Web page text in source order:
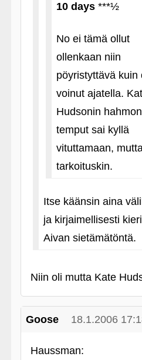
10 days***½
No ei tämä ollut
ollenkaan niin
pöyristyttävä kuin
voinut ajatella.
Hudsonin hahmon
temput sai kyllä
vituttamaan,
tarkoituskin.
Itse käänsin aina
ja kirjaimellisesti
Aivan sietämätöntä.
Niin oli mutta Kate
Goose 18.1.2006
Haussman: